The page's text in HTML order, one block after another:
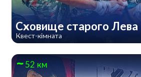
Сховище старого Лева
Квест-кімната
52 км